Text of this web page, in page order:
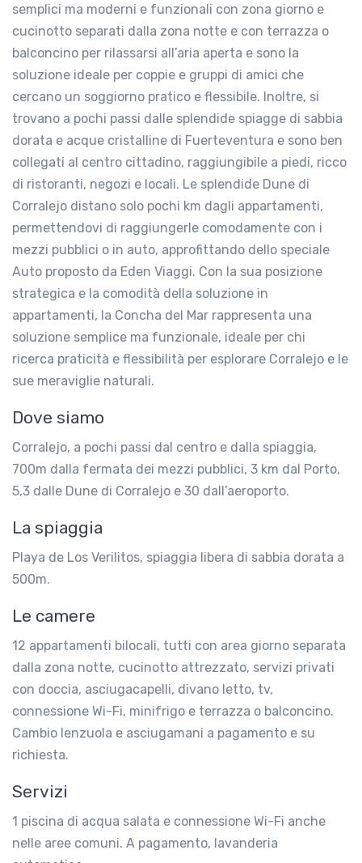
semplici ma moderni e funzionali con zona giorno e
cucinotto separati dalla zona notte e con terrazza o
balconcino per rilassarsi all’aria aperta e sono la
soluzione ideale per coppie e gruppi di amici che
cercano un soggiorno pratico e flessibile. Inoltre, si
trovano a pochi passi dalle splendide spiagge di sabbia
dorata e acque cristalline di Fuerteventura e sono ben
collegati al centro cittadino, raggiungibile a piedi, ricco
di ristoranti, negozi e locali. Le splendide Dune di
Corralejo distano solo pochi km dagli appartamenti,
permettendovi di raggiungerle comodamente con i
mezzi pubblici o in auto, approfittando dello speciale
Auto proposto da Eden Viaggi. Con la sua posizione
strategica e la comodità della soluzione in
appartamenti, la Concha del Mar rappresenta una
soluzione semplice ma funzionale, ideale per chi
ricerca praticità e flessibilità per esplorare Corralejo e le
sue meraviglie naturali.
Dove siamo
Corralejo, a pochi passi dal centro e dalla spiaggia,
700m dalla fermata dei mezzi pubblici, 3 km dal Porto,
5,3 dalle Dune di Corralejo e 30 dall’aeroporto.
La spiaggia
Playa de Los Verilitos, spiaggia libera di sabbia dorata a
500m.
Le camere
12 appartamenti bilocali, tutti con area giorno separata
dalla zona notte, cucinotto attrezzato, servizi privati
con doccia, asciugacapelli, divano letto, tv,
connessione Wi-Fi, minifrigo e terrazza o balconcino.
Cambio lenzuola e asciugamani a pagamento e su
richiesta.
Servizi
1 piscina di acqua salata e connessione Wi-Fi anche
nelle aree comuni. A pagamento, lavanderia